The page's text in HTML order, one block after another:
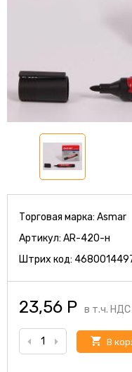
Торговая марка: Asmar
Артикул: AR-420-н
Штрих код:
23,56 Р в т.ч. НДС
В